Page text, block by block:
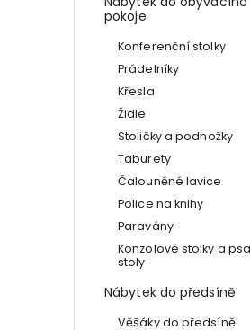
pokoje
Konferenční stolky
Prádelníky
Křesla
Židle
Stoličky a podnožky
Taburety
Čalouněné lavice
Police na knihy
Paravány
Konzolové stolky a
stoly
Nábytek do předsíně
Věšáky do předsíně